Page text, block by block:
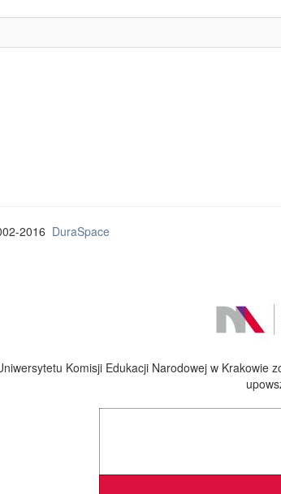
2016 DuraSpace
Komisji Edukacji Narodowej w Krakowie